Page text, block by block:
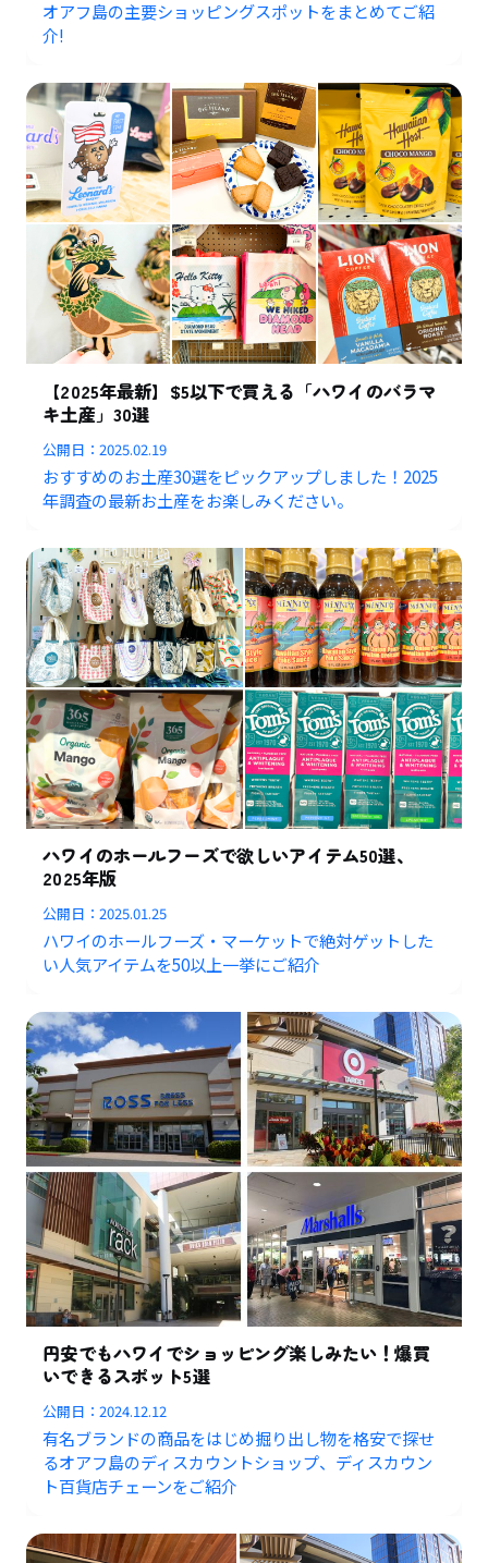
オアフ島の主要ショッピングスポットをまとめてご紹
介!
【2025年最新】$5以下で買える「ハワイのバラマ
キ土産」30選
公開日：2025.02.19
おすすめのお土産30選をピックアップしました！2025
年調査の最新お土産をお楽しみください。
ハワイのホールフーズで欲しいアイテム50選、
2025年版
公開日：2025.01.25
ハワイのホールフーズ・マーケットで絶対ゲットした
い人気アイテムを50以上一挙にご紹介
円安でもハワイでショッピング楽しみたい！爆買
いできるスポット5選
公開日：2024.12.12
有名ブランドの商品をはじめ掘り出し物を格安で探せ
るオアフ島のディスカウントショップ、ディスカウン
ト百貨店チェーンをご紹介